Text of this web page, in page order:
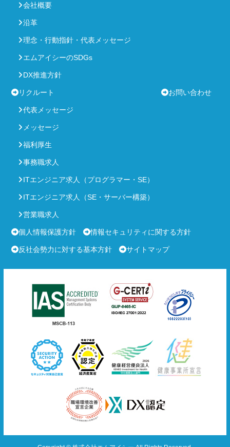
会社概要
沿革
理念・行動指針・代表メッセージ
エムアイシーのSDGs
DX推進方針
リクルート
代表メッセージ
メッセージ
福利厚生
事務職求人
ITエンジニア求人（プログラマー・SE）
ITエンジニア求人（SE・サーバー構築）
営業職求人
お問い合わせ
個人情報保護方針 情報セキュリティに関する方針
反社会勢力に対する基本方針 サイトマップ